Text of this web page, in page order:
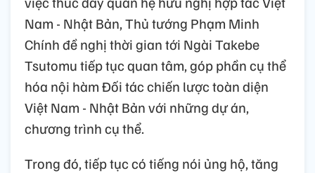
Nam - Nhật Bản, Thủ tướng Phạm Minh
Chính đề nghị thời gian tới Ngài Takebe
Tsutomu tiếp tục quan tâm, góp phần cụ thể
hóa nội hàm Đối tác chiến lược toàn diện
Việt Nam - Nhật Bản với những dự án,
chương trình cụ thể.
Trong đó, tiếp tục có tiếng nói ủng hộ, tăng